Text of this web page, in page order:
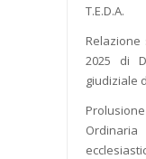
T.E.D.A.
Relazione
2025 di
giudiziale